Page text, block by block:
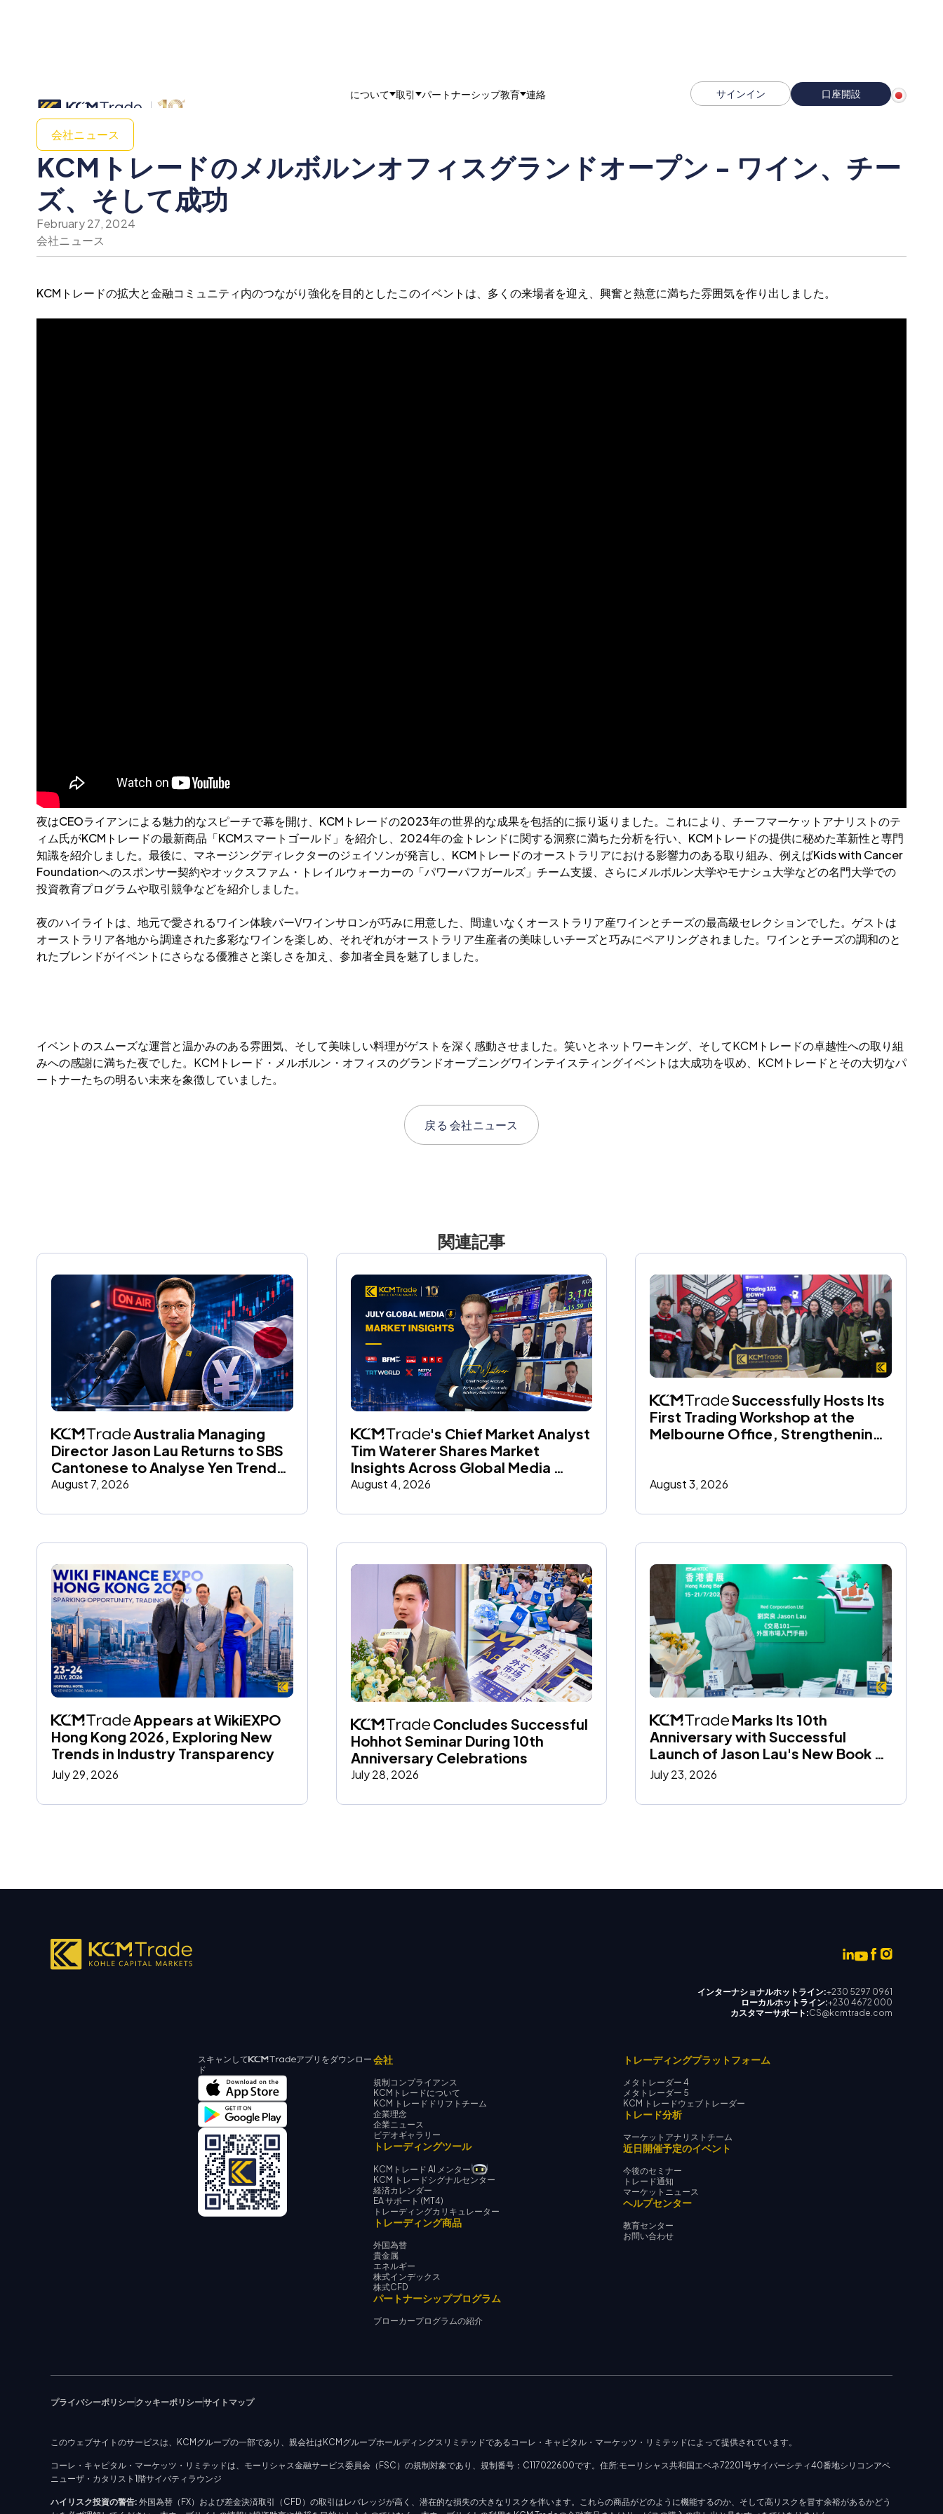
について 取引 パートナーシップ教育 連絡 サインイン 口座開設
会社ニュース
KCMトレードのメルボルンオフィスグランドオープン - ワイン、チー
ズ、そして成功
February 27, 2024
会社ニュース
KCMトレードの拡大と金融コミュニティ内のつながり強化を目的としたこのイベントは、多くの来場者を迎え、興奮と熱意に満ちた雰囲気を作り出しました。
夜はCEOライアンによる魅力的なスピーチで幕を開け、KCMトレードの2023年の世界的な成果を包括的に振り返りました。これにより、チーフマーケットアナリストのテ
ィム氏がKCMトレードの最新商品「KCMスマートゴールド」を紹介し、2024年の金トレンドに関する洞察に満ちた分析を行い、KCMトレードの提供に秘めた革新性と専門
知識を紹介しました。最後に、マネージングディレクターのジェイソンが発言し、KCMトレードのオーストラリアにおける影響力のある取り組み、例えばKids with Cancer
Foundationへのスポンサー契約やオックスファム・トレイルウォーカーの「パワーパフガールズ」チーム支援、さらにメルボルン大学やモナシュ大学などの名門大学での
投資教育プログラムや取引競争などを紹介しました。
夜のハイライトは、地元で愛されるワイン体験バーVワインサロンが巧みに用意した、間違いなくオーストラリア産ワインとチーズの最高級セレクションでした。ゲストは
オーストラリア各地から調達された多彩なワインを楽しめ、それぞれがオーストラリア生産者の美味しいチーズと巧みにペアリングされました。ワインとチーズの調和のと
れたブレンドがイベントにさらなる優雅さと楽しさを加え、参加者全員を魅了しました。
イベントのスムーズな運営と温かみのある雰囲気、そして美味しい料理がゲストを深く感動させました。笑いとネットワーキング、そしてKCMトレードの卓越性への取り組
みへの感謝に満ちた夜でした。KCMトレード・メルボルン・オフィスのグランドオープニングワインテイスティングイベントは大成功を収め、KCMトレードとその大切なパ
ートナーたちの明るい未来を象徴していました。
戻る会社ニュース
関連記事
Australia Managing
Director Jason Lau Returns to SBS
Cantonese to Analyse Yen Trends
and Global Market Impact
August 7, 2026
's Chief Market Analyst
Tim Waterer Shares Market
Insights Across Global Media
Throughout July
August 4, 2026
Successfully Hosts Its
First Trading Workshop at the
Melbourne Office, Strengthening
August 3, 2026
Appears at WikiEXPO
Hong Kong 2026, Exploring New
Trends in Industry Transparency
July 29, 2026
Concludes Successful
Hohhot Seminar During 10th
Anniversary Celebrations
July 28, 2026
Marks Its 10th
Anniversary with Successful
Launch of Jason Lau's New Book at
the Hong Kong Book Fair
July 23, 2026
インターナショナルホットライン:+230 5297 0961
ローカルホットライン:+230 4672 000
カスタマーサポート:CS@kcmtrade.com
スキャンして
アプリをダウンロー
ド
会社
規制コンプライアンス
KCMトレードについて
KCM トレードドリフトチーム
企業理念
企業ニュース
ビデオギャラリー
トレーディングツール
KCMトレード AI メンター
KCM トレードシグナルセンター
経済カレンダー
EA サポート (MT4)
トレーディングカリキュレーター
トレーディング商品
外国為替
貴金属
エネルギー
株式インデックス
株式CFD
パートナーシッププログラム
ブローカープログラムの紹介
トレーディングプラットフォーム
メタトレーダー 4
メタトレーダー 5
KCM トレードウェブトレーダー
トレード分析
マーケットアナリストチーム
近日開催予定のイベント
今後のセミナー
トレード通知
マーケットニュース
ヘルプセンター
教育センター
お問い合わせ
プライバシーポリシークッキーポリシーサイトマップ
このウェブサイトのサービスは、KCMグループの一部であり、親会社はKCMグループホールディングスリミテッドであるコーレ・キャピタル・マーケッツ・リミテッドによって提供されています。
コーレ・キャピタル・マーケッツ・リミテッドは、モーリシャス金融サービス委員会（FSC）の規制対象であり、規制番号：C117022600です。住所:モーリシャス共和国エベネ72201号サイバーシティ40番地シリコンアベ
ニューザ・カタリスト1階サイバティラウンジ
ハイリスク投資の警告: 外国為替（FX）および差金決済取引（CFD）の取引はレバレッジが高く、潜在的な損失の大きなリスクを伴います。これらの商品がどのように機能するのか、そして高リスクを冒す余裕があるかどう